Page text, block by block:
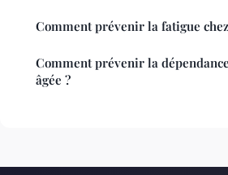
Comment prévenir la fatigue
Comment prévenir la
âgée ?